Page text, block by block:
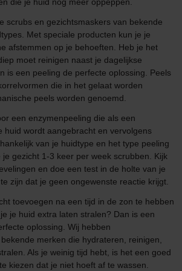
scrubs en gezichtsmaskers van bekende
Met speciale producten kun je je
afstemmen op je behoeften. Heb je het
moet reinigen naast je dagelijkse
is een peeling de perfecte oplossing. Peels
die in het gelaat worden
peels worden genoemd.
een enzymenpeeling die als een
huid wordt aangebracht en vervolgens
van je huidtype en het type peeling
gezicht 1-3 keer per week scrubben. Kijk
en doe een test in de holte van je
zijn dat je geen ongewenste reactie krijgt.
toevoegen na een tijd in de zon te hebben
je huid extra laten stralen? Dan is een
oplossing. Wij hebben
merken die hydrateren, reinigen,
Als je weinig tijd hebt, is het een goed
kiezen dat je niet hoeft af te wassen.